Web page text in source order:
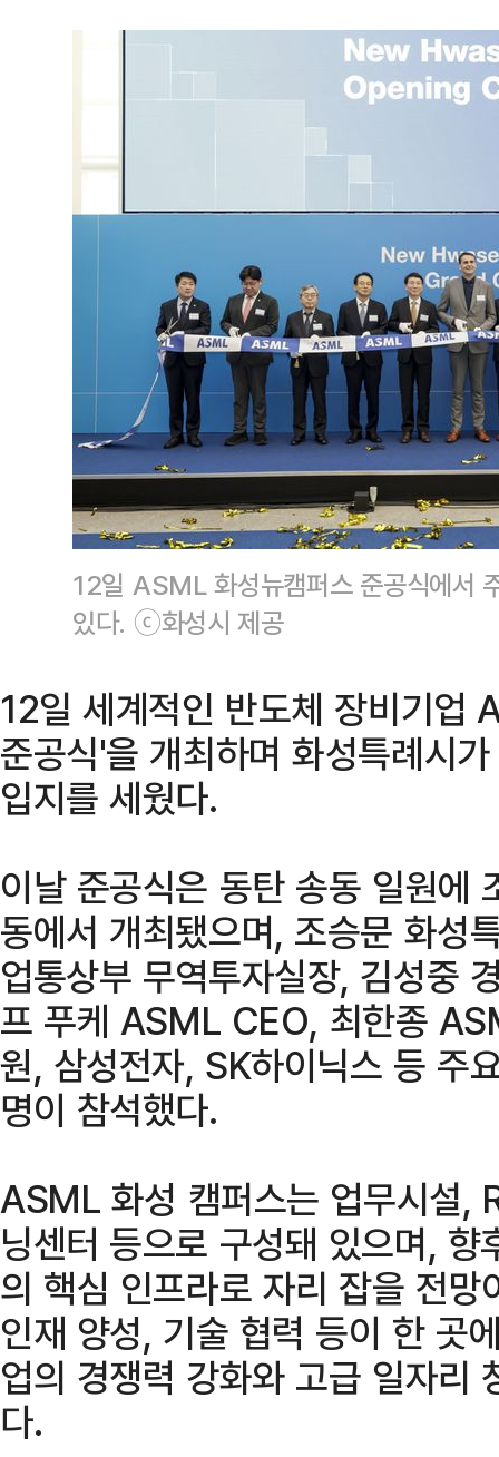
12일 ASML 화성뉴캠퍼스 준공식에서
있다. ⓒ화성시 제공
12일 세계적인 반도체 장비기
준공식'을 개최하며 화성특례시
입지를 세웠다.
이날 준공식은 동탄 송동 일원
동에서 개최됐으며, 조승문 화성
업통상부 무역투자실장, 김성중
프 푸케 ASML CEO, 최한종
원, 삼성전자, SK하이닉스 등 주
명이 참석했다.
ASML 화성 캠퍼스는 업무시설,
닝센터 등으로 구성돼 있으며,
의 핵심 인프라로 자리 잡을 전
인재 양성, 기술 협력 등이 한 곳
업의 경쟁력 강화와 고급 일자리
다.